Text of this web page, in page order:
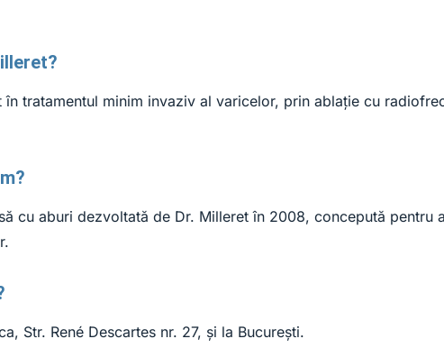
tratamentul minim invaziv al varicelor, prin ablație cu
cu aburi dezvoltată de Dr. Milleret în 2008, concepută pentru
Str. René Descartes nr. 27, și la București.